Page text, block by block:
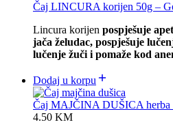
Čaj LINCURA korijen 50g –
Lincura korijen pospješuje
jača želudac, pospješuje
lučenje žuči i pomaže kod
Dodaj u korpu
Čaj MAJČINA DUŠICA herba
4.50 KM